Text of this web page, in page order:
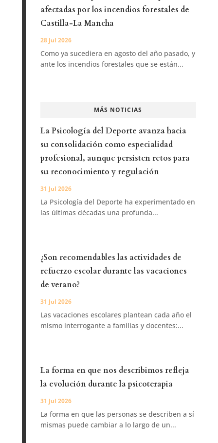
afectadas por los incendios forestales de
Castilla-La Mancha
28 Jul 2026
Como ya sucediera en agosto del año pasado, y
ante los incendios forestales que se están...
MÁS NOTICIAS
La Psicología del Deporte avanza hacia
su consolidación como especialidad
profesional, aunque persisten retos para
su reconocimiento y regulación
31 Jul 2026
La Psicología del Deporte ha experimentado en
las últimas décadas una profunda...
¿Son recomendables las actividades de
refuerzo escolar durante las vacaciones
de verano?
31 Jul 2026
Las vacaciones escolares plantean cada año el
mismo interrogante a familias y docentes:...
La forma en que nos describimos refleja
la evolución durante la psicoterapia
31 Jul 2026
La forma en que las personas se describen a sí
mismas puede cambiar a lo largo de un...